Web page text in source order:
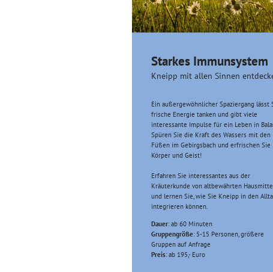
Starkes Immunsystem
Kneipp mit allen Sinnen
Ein außergewöhnlicher Spaziergang lässt
frische Energie tanken und gibt viele
interessante Impulse für ein Leben in
Spüren Sie die Kraft des Wassers mit den
Füßen im Gebirgsbach und erfrischen Sie
Körper und Geist!
Erfahren Sie interessantes aus der
Kräuterkunde von altbewährten
und lernen Sie, wie Sie Kneipp in den
integrieren können.
Dauer: ab 60 Minuten
Gruppengröße: 5-15 Personen, größere
Gruppen auf Anfrage
Preis: ab 195,- Euro